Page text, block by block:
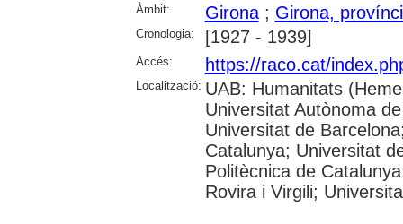
Àmbit:
Girona; Girona,
Cronologia: [1927 - 1939]
Accés: https://raco.cat/
Localització: UAB: Humanitats
Universitat Autònoma
Universitat de
Catalunya; Universitat
Politècnica de
Rovira i Virgili;